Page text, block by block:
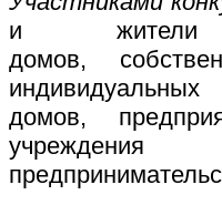
и жители
домов,
домов,
учреждения